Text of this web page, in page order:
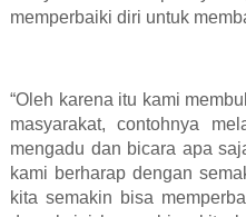
memperbaiki diri untuk
“Oleh karena itu kami
masyarakat, contohnya
mengadu dan bicara apa
kami berharap dengan
kita semakin bisa